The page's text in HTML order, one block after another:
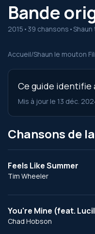
Bande
2015 • 39 chansons •
Accueil/Shaun le mouton
Ce guide identifie
Mis à jour le 13 déc.
Chansons de
Feels Like Summer
Tim Wheeler
You're Mine (feat.
Chad Hobson